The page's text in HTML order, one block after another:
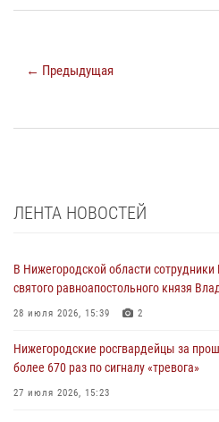
← Предыдущая
ЛЕНТА НОВОСТЕЙ
В Нижегородской области
святого равноапостольного князя
28 июля 2026, 15:39 2
Нижегородские росгвардейцы за
более 670 раз по сигналу «тревога»
27 июля 2026, 15:23